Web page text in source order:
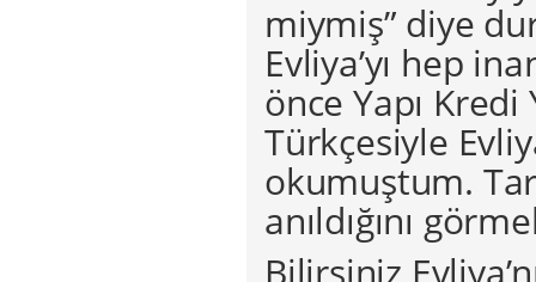
miymiş” diye
Evliya’yı hep
önce Yapı Kredi
Türkçesiyle
okumuştum.
anıldığını
Bilirsiniz